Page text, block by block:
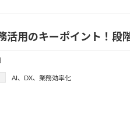
活用のキーポイント！段
AI 、 DX、 業務効率化